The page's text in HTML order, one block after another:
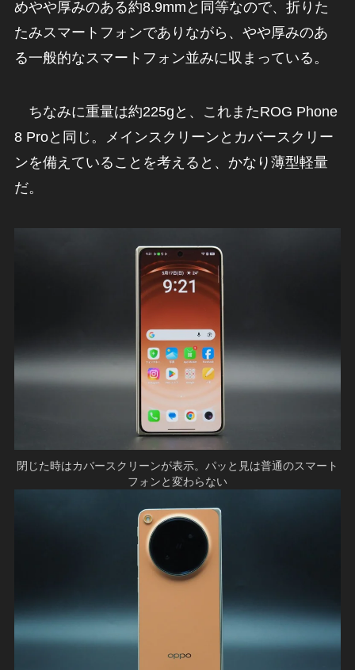
めやや厚みのある約8.9mmと同等なので、折りた
たみスマートフォンでありながら、やや厚みのあ
る一般的なスマートフォン並みに収まっている。
ちなみに重量は約225gと、これまたROG Phone
8 Proと同じ。メインスクリーンとカバースクリー
ンを備えていることを考えると、かなり薄型軽量
だ。
閉じた時はカバースクリーンが表示。パッと見は普通のスマート
フォンと変わらない